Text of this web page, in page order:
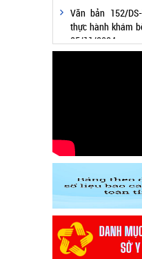
Văn bản 152/
thực hành khám
25/11/2024
2024 - Lĩnh vực Y tế
Văn bản 24/
Chương trình
quyết số 01/NQ-
Chính phủ về
thực hiện Kế
hội và Dự toán
2024 - Lĩnh vực Y